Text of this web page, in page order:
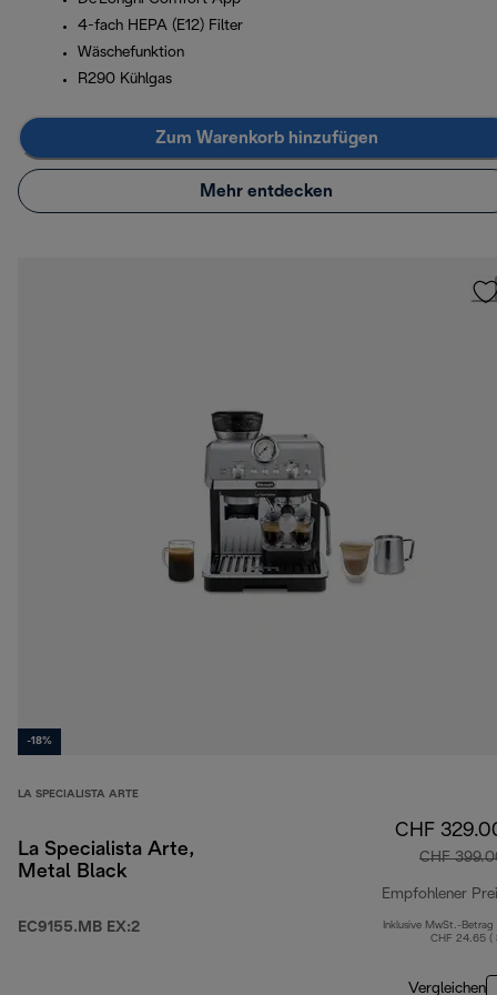
4-fach HEPA (E12) Filter
Wäschefunktion
R290 Kühlgas
Zum Warenkorb hinzufügen
Mehr entdecken
-18%
LA SPECIALISTA ARTE
La Specialista Arte,
Metal Black
EC9155.MB EX:2
CHF
CHF
Empfohlener
Inklusive MwSt.-Betrag
CHF 24.65 (
Vergleichen